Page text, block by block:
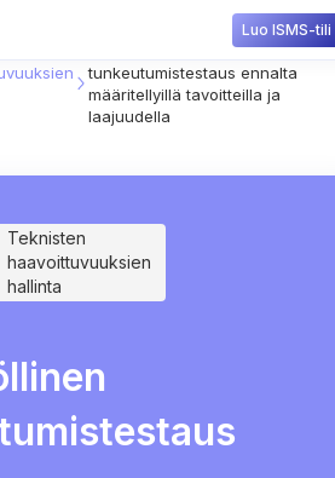
Luo ISMS-tili
tunkeutumistestaus ennalta
määritellyillä tavoitteilla ja
laajuudella
Teknisten
haavoittuvuuksien
hallinta